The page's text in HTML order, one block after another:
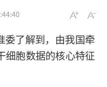
委了解到，由我国牵
胞数据的核心特征